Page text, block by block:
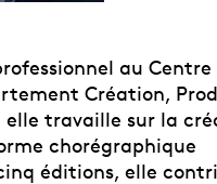
au
Création,
travaille sur la
chorégraphique
éditions, elle